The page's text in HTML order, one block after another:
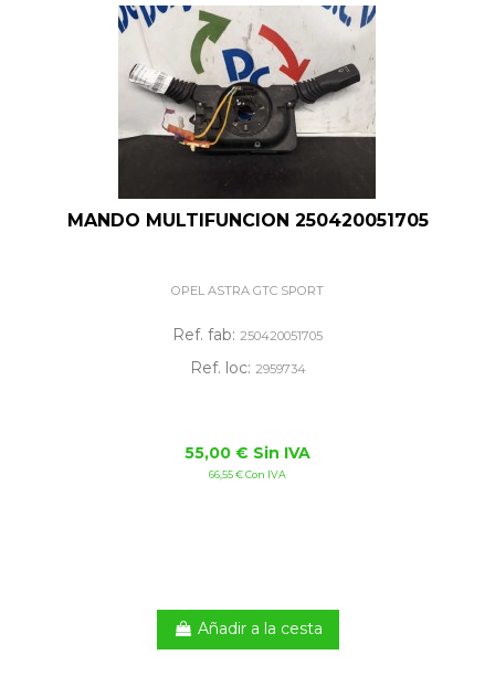
MANDO MULTIFUNCION 250420051705
OPEL ASTRA GTC SPORT
Ref. fab: 250420051705
Ref. loc: 2959734
55,00 € Sin IVA
66,55 € Con IVA
Añadir a la cesta